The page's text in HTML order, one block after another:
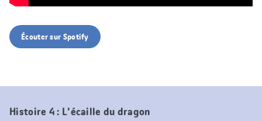
Écouter sur Spotify
Histoire 4 : L'écaille du dragon